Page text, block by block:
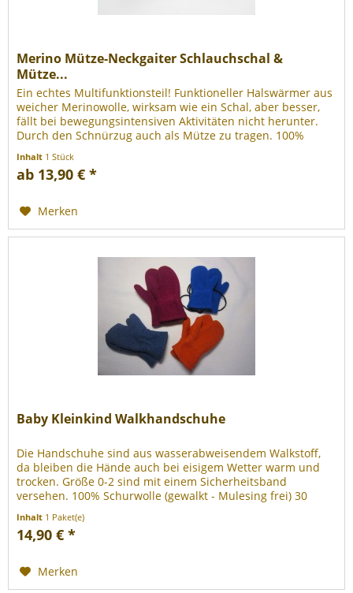
Merino Mütze-Neckgaiter Schlauchschal &
Mütze...
Ein echtes Multifunktionsteil! Funktioneller Halswärmer aus
weicher Merinowolle, wirksam wie ein Schal, aber besser,
fällt bei bewegungsintensiven Aktivitäten nicht herunter.
Durch den Schnürzug auch als Mütze zu tragen. 100%
Inhalt 1 Stück
ab 13,90 € *
Merken
Baby Kleinkind Walkhandschuhe
Die Handschuhe sind aus wasserabweisendem Walkstoff,
da bleiben die Hände auch bei eisigem Wetter warm und
trocken. Größe 0-2 sind mit einem Sicherheitsband
versehen. 100% Schurwolle (gewalkt - Mulesing frei) 30
Inhalt 1 Paket(e)
14,90 € *
Merken